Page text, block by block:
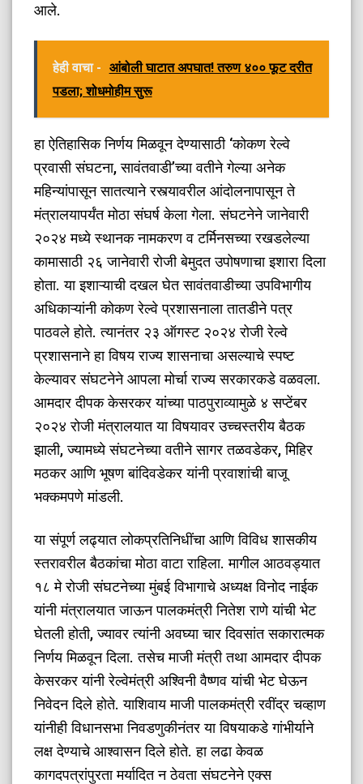
आले.
हेही वाचा - आंबोली घाटात अपघात! तरुण ४०० फूट दरीत
पडला; शोधमोहीम सुरू
​हा ऐतिहासिक निर्णय मिळवून देण्यासाठी ‘कोकण रेल्वे
प्रवासी संघटना, सावंतवाडी’च्या वतीने गेल्या अनेक
महिन्यांपासून सातत्याने रस्त्यावरील आंदोलनापासून ते
मंत्रालयापर्यंत मोठा संघर्ष केला गेला. संघटनेने जानेवारी
२०२४ मध्ये स्थानक नामकरण व टर्मिनसच्या रखडलेल्या
कामासाठी २६ जानेवारी रोजी बेमुदत उपोषणाचा इशारा दिला
होता. या इशाऱ्याची दखल घेत सावंतवाडीच्या उपविभागीय
अधिकाऱ्यांनी कोकण रेल्वे प्रशासनाला तातडीने पत्र
पाठवले होते. त्यानंतर २३ ऑगस्ट २०२४ रोजी रेल्वे
प्रशासनाने हा विषय राज्य शासनाचा असल्याचे स्पष्ट
केल्यावर संघटनेने आपला मोर्चा राज्य सरकारकडे वळवला.
आमदार दीपक केसरकर यांच्या पाठपुराव्यामुळे ४ सप्टेंबर
२०२४ रोजी मंत्रालयात या विषयावर उच्चस्तरीय बैठक
झाली, ज्यामध्ये संघटनेच्या वतीने सागर तळवडेकर, मिहिर
मठकर आणि भूषण बांदिवडेकर यांनी प्रवाशांची बाजू
भक्कमपणे मांडली.
​या संपूर्ण लढ्यात लोकप्रतिनिधींचा आणि विविध शासकीय
स्तरावरील बैठकांचा मोठा वाटा राहिला. मागील आठवड्यात
१८ मे रोजी संघटनेच्या मुंबई विभागाचे अध्यक्ष विनोद नाईक
यांनी मंत्रालयात जाऊन पालकमंत्री नितेश राणे यांची भेट
घेतली होती, ज्यावर त्यांनी अवघ्या चार दिवसांत सकारात्मक
निर्णय मिळवून दिला. तसेच माजी मंत्री तथा आमदार दीपक
केसरकर यांनी रेल्वेमंत्री अश्विनी वैष्णव यांची भेट घेऊन
निवेदन दिले होते. याशिवाय माजी पालकमंत्री रवींद्र चव्हाण
यांनीही विधानसभा निवडणुकीनंतर या विषयाकडे गांभीर्याने
लक्ष देण्याचे आश्वासन दिले होते. हा लढा केवळ
कागदपत्रांपुरता मर्यादित न ठेवता संघटनेने एक्स